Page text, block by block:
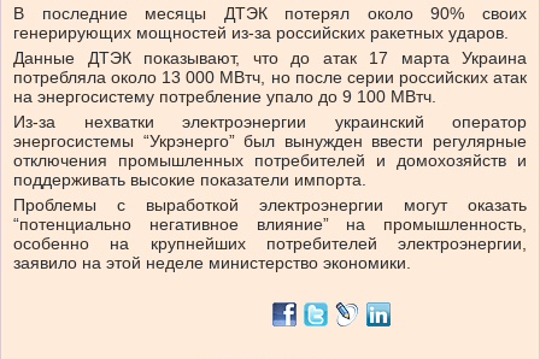
В последние месяцы ДТЭК потерял около 90% своих
генерирующих мощностей из-за российских ракетных ударов.
Данные ДТЭК показывают, что до атак 17 марта Украина
потребляла около 13 000 МВтч, но после серии российских атак
на энергосистему потребление упало до 9 100 МВтч.
Из-за нехватки электроэнергии украинский оператор
энергосистемы “Укрэнерго” был вынужден ввести регулярные
отключения промышленных потребителей и домохозяйств и
поддерживать высокие показатели импорта.
Проблемы с выработкой электроэнергии могут оказать
“потенциально негативное влияние” на промышленность,
особенно на крупнейших потребителей электроэнергии,
заявило на этой неделе министерство экономики.